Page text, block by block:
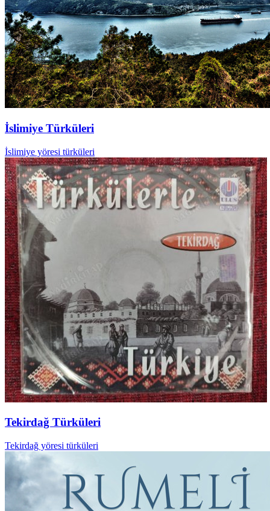
İslimiye Türküleri
İslimiye yöresi türküleri
Tekirdağ Türküleri
Tekirdağ yöresi türküleri